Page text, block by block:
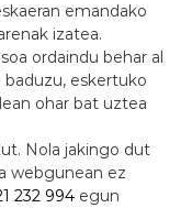
emandako
izatea.
ordaindu behar al
baduzu, eskertuko
ohar bat uztea
Nola jakingo dut
webgunean ez
232 994egun